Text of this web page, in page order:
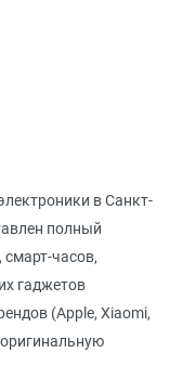
в Санкт-
полный
часов,
гаджетов
(Apple, Xiaomi,